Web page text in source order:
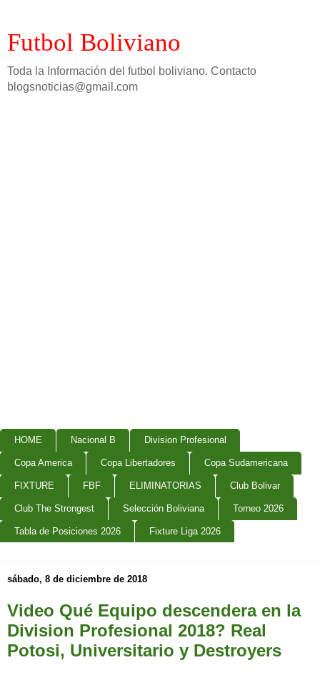
Futbol Boliviano
Toda la Información del futbol boliviano. Contacto
blogsnoticias@gmail.com
HOME Nacional B Division Profesional
Copa America Copa Libertadores Copa Sudamericana
FIXTURE FBF ELIMINATORIAS Club Bolivar
Club The Strongest Selección Boliviana Torneo 2026
Tabla de Posiciones 2026 Fixture Liga 2026
sábado, 8 de diciembre de 2018
Video Qué Equipo descendera en la
Division Profesional 2018? Real
Potosi, Universitario y Destroyers